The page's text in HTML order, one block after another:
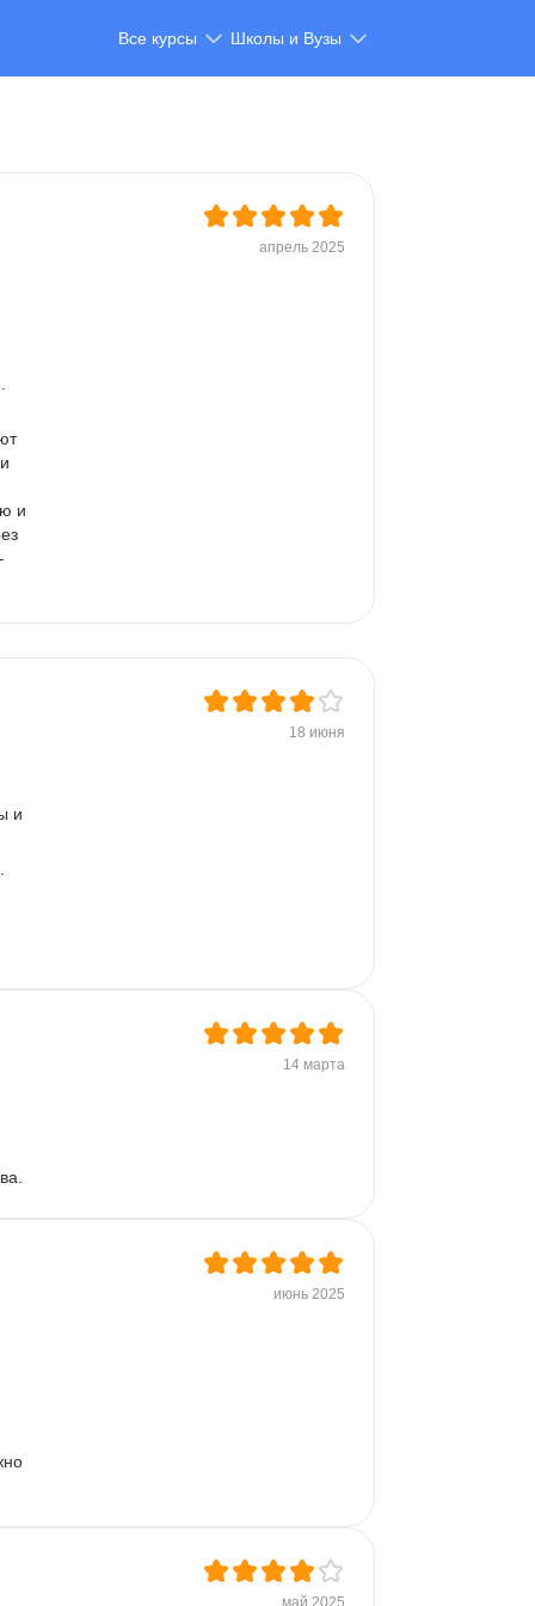
Все курсы Школы и Вузы
апрель 2025
и
18 июня
и
14 марта
июнь 2025
май 2025